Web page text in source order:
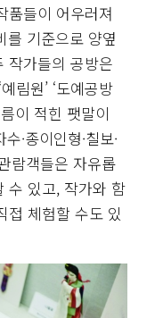
품들이 어우러져
를 기준으로 양옆
작가들의 공방은
림원’ ‘도예공방
이 적힌 팻말이
·종이인형·칠보·
람객들은 자유롭
수 있고, 작가와 함
접 체험할 수도 있